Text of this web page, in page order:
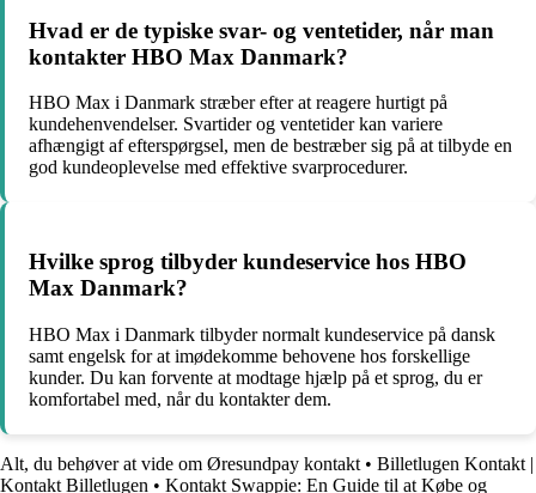
Hvad er de typiske svar- og ventetider, når man
kontakter HBO Max Danmark?
HBO Max i Danmark stræber efter at reagere hurtigt på
kundehenvendelser. Svartider og ventetider kan variere
afhængigt af efterspørgsel, men de bestræber sig på at tilbyde en
god kundeoplevelse med effektive svarprocedurer.
Hvilke sprog tilbyder kundeservice hos HBO
Max Danmark?
HBO Max i Danmark tilbyder normalt kundeservice på dansk
samt engelsk for at imødekomme behovene hos forskellige
kunder. Du kan forvente at modtage hjælp på et sprog, du er
komfortabel med, når du kontakter dem.
Alt, du behøver at vide om Øresundpay kontakt • Billetlugen Kontakt |
Kontakt Billetlugen • Kontakt Swappie: En Guide til at Købe og